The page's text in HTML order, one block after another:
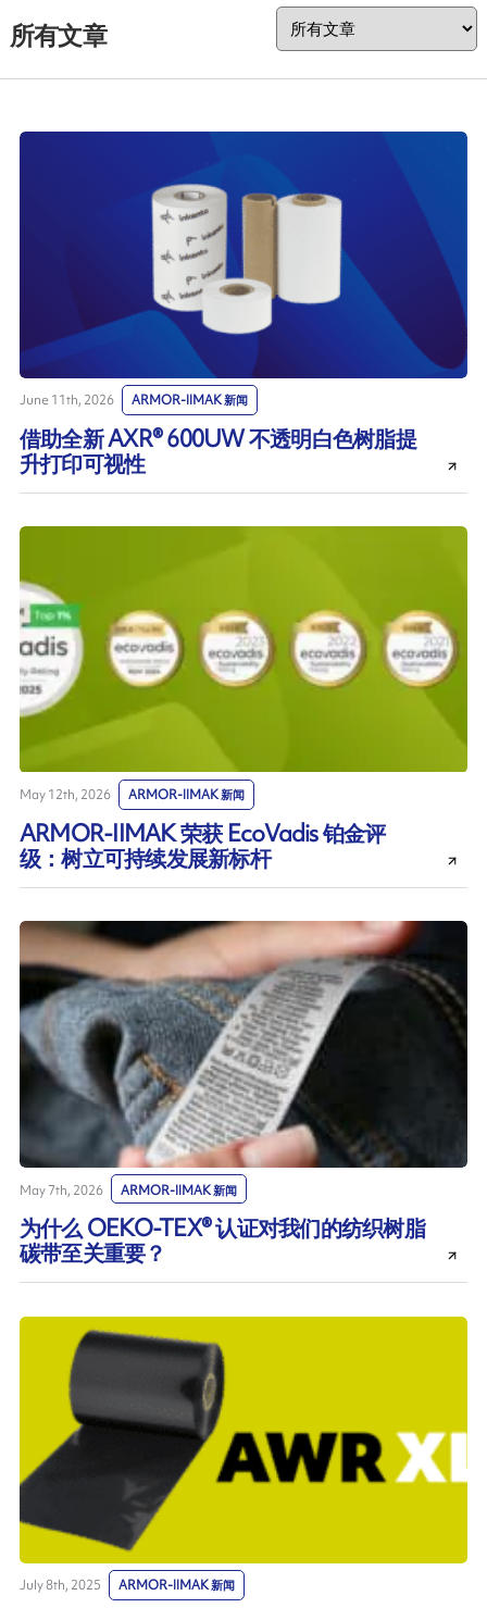
所有文章
June 11th, 2026 ARMOR-IIMAK 新闻
借助全新 AXR® 600UW 不透明白色树脂提
升打印可视性
May 12th, 2026 ARMOR-IIMAK 新闻
ARMOR-IIMAK 荣获 EcoVadis 铂金评
级：树立可持续发展新标杆
May 7th, 2026 ARMOR-IIMAK 新闻
为什么 OEKO-TEX® 认证对我们的纺织树脂
碳带至关重要？
July 8th, 2025 ARMOR-IIMAK 新闻